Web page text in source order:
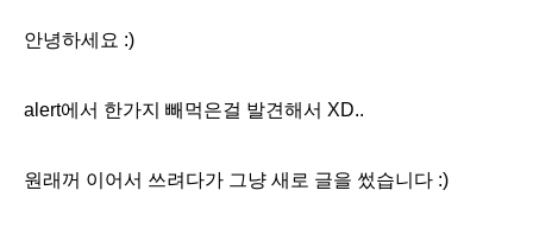
안녕하세요 :)
alert에서 한가지 빼먹은걸 발견해서 XD..
원래꺼 이어서 쓰려다가 그냥 새로 글을 썼습니다 :)